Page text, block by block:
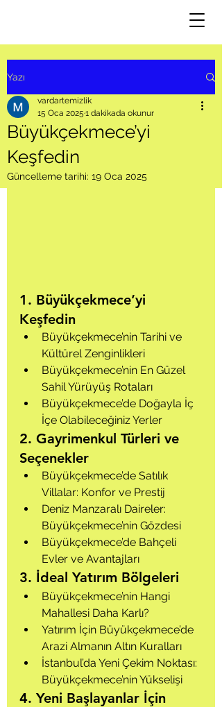
Yazı
Büyükçekmece’yi
Keşfedin
vardartemizlik
15 Oca 2025 1 dakikada okunur
Güncelleme tarihi: 19 Oca 2025
1. Büyükçekmece’yi
Keşfedin
Büyükçekmece’nin Tarihi ve
Kültürel Zenginlikleri
Büyükçekmece’nin En Güzel
Sahil Yürüyüş Rotaları
Büyükçekmece’de Doğayla İç
İçe Olabileceğiniz Yerler
2. Gayrimenkul Türleri ve
Seçenekler
Büyükçekmece’de Satılık
Villalar: Konfor ve Prestij
Deniz Manzaralı Daireler:
Büyükçekmece’nin Gözdesi
Büyükçekmece’de Bahçeli
Evler ve Avantajları
3. İdeal Yatırım Bölgeleri
Büyükçekmece’nin Hangi
Mahallesi Daha Karlı?
Yatırım İçin Büyükçekmece’de
Arazi Almanın Altın Kuralları
İstanbul’da Yeni Çekim Noktası:
Büyükçekmece’nin Yükselişi
4. Yeni Başlayanlar İçin